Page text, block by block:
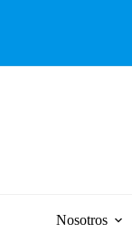
Nosotros